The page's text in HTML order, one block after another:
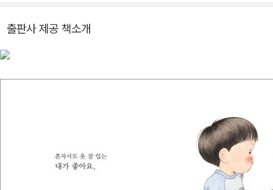
출판사 제공 책소개